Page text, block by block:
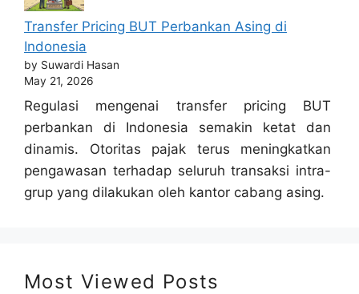
Transfer Pricing BUT Perbankan Asing di
Indonesia
by Suwardi Hasan
May 21, 2026
Regulasi mengenai transfer pricing BUT
perbankan di Indonesia semakin ketat dan
dinamis. Otoritas pajak terus meningkatkan
pengawasan terhadap seluruh transaksi intra-
grup yang dilakukan oleh kantor cabang asing.
Most Viewed Posts